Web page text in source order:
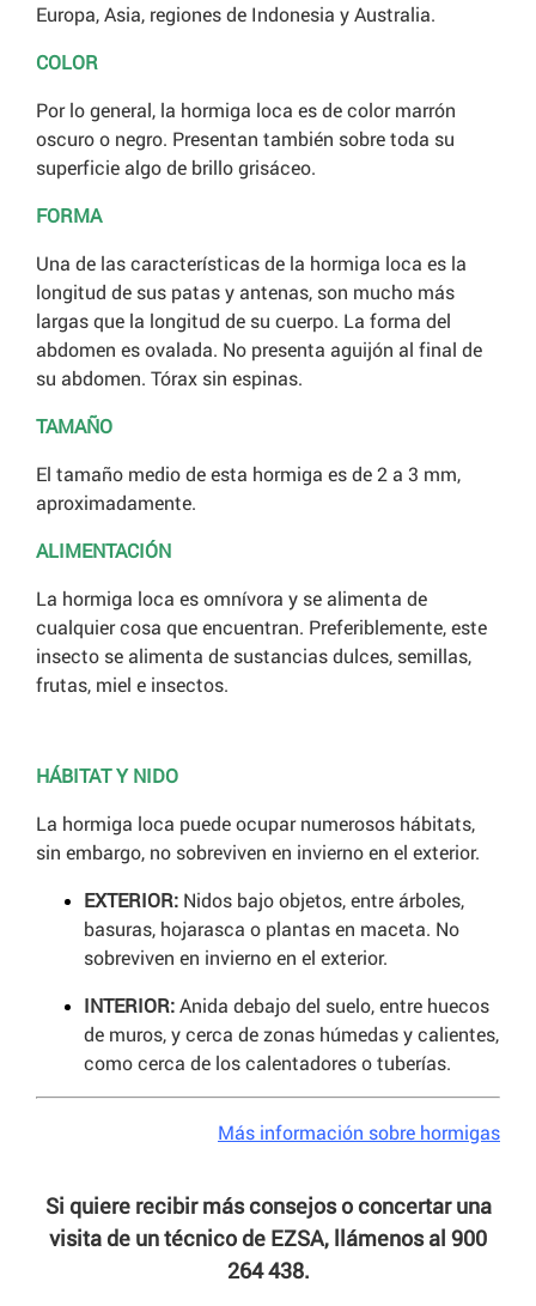
Europa, Asia, regiones de Indonesia y Australia.
COLOR
Por lo general, la hormiga loca es de color marrón
oscuro o negro. Presentan también sobre toda su
superficie algo de brillo grisáceo.
FORMA
Una de las características de la hormiga loca es la
longitud de sus patas y antenas, son mucho más
largas que la longitud de su cuerpo. La forma del
abdomen es ovalada. No presenta aguijón al final de
su abdomen. Tórax sin espinas.
TAMAÑO
El tamaño medio de esta hormiga es de 2 a 3 mm,
aproximadamente.
ALIMENTACIÓN
La hormiga loca es omnívora y se alimenta de
cualquier cosa que encuentran. Preferiblemente, este
insecto se alimenta de sustancias dulces, semillas,
frutas, miel e insectos.
HÁBITAT Y NIDO
La hormiga loca puede ocupar numerosos hábitats,
sin embargo, no sobreviven en invierno en el exterior.
EXTERIOR: Nidos bajo objetos, entre árboles,
basuras, hojarasca o plantas en maceta. No
sobreviven en invierno en el exterior.
INTERIOR:Anida debajo del suelo, entre huecos
de muros, y cerca de zonas húmedas y calientes,
como cerca de los calentadores o tuberías.
Más información sobre hormigas
Si quiere recibir más consejos o concertar una
visita de un técnico de EZSA, llámenos al 900
264 438.